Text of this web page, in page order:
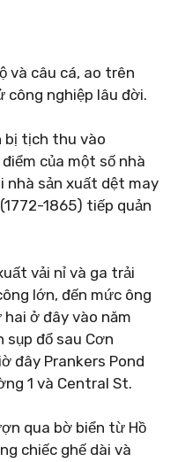
và câu cá, ao trên
công nghiệp lâu đời.
bị tịch thu vào
của một số nhà
nhà sản xuất dệt may
1865) tiếp quản
vải nỉ và ga trải
lớn, đến mức ông
ở đây vào năm
sụp đổ sau Cơn
đây Prankers Pond
1 và Central St.
qua bờ biển từ Hồ
chiếc ghế dài và